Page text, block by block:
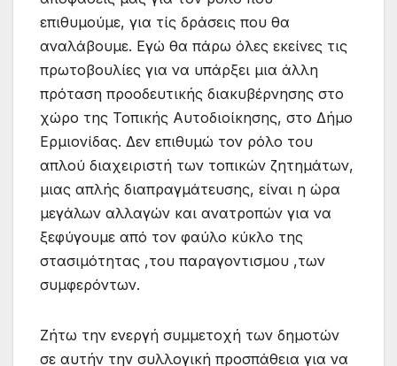
επιθυμούμε, για τίς δράσεις που θα
αναλάβουμε. Εγώ θα πάρω όλες εκείνες τις
πρωτοβουλίες για να υπάρξει μια άλλη
πρόταση προοδευτικής διακυβέρνησης στο
χώρο της Τοπικής Αυτοδιοίκησης, στο Δήμο
Ερμιονίδας. Δεν επιθυμώ τον ρόλο του
απλού διαχειριστή των τοπικών ζητημάτων,
μιας απλής διαπραγμάτευσης, είναι η ώρα
μεγάλων αλλαγών και ανατροπών για να
ξεφύγουμε από τον φαύλο κύκλο της
στασιμότητας ,του παραγοντισμου ,των
συμφερόντων.
Ζήτω την ενεργή συμμετοχή των δημοτών
σε αυτήν την συλλογική προσπάθεια για να